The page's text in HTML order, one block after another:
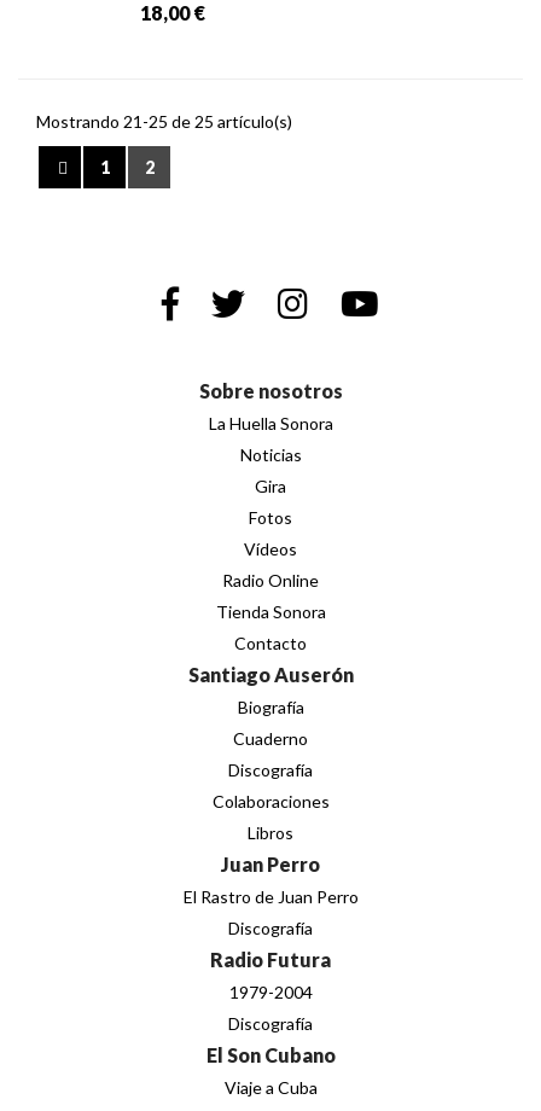
18,00 €
Mostrando 21-25 de 25 artículo(s)
1 2
Sobre nosotros
La Huella Sonora
Noticias
Gira
Fotos
Vídeos
Radio Online
Tienda Sonora
Contacto
Santiago Auserón
Biografía
Cuaderno
Discografía
Colaboraciones
Libros
Juan Perro
El Rastro de Juan Perro
Discografía
Radio Futura
1979-2004
Discografía
El Son Cubano
Viaje a Cuba